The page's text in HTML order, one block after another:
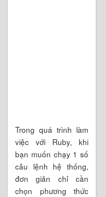
Trong quá trình làm
việc với Ruby, khi
bạn muốn chạy 1 số
câu lệnh hệ thống,
đơn giản chỉ cần
chọn phương thức